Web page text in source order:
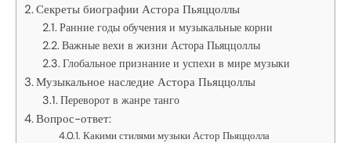
Секреты биографии Астора Пьяццоллы
Ранние годы обучения и музыкальные корни
Важные вехи в жизни Астора Пьяццоллы
Глобальное признание и успехи в мире музыки
Музыкальное наследие Астора Пьяццоллы
Переворот в жанре танго
Вопрос-ответ:
Какими стилями музыки Астор Пьяццолла